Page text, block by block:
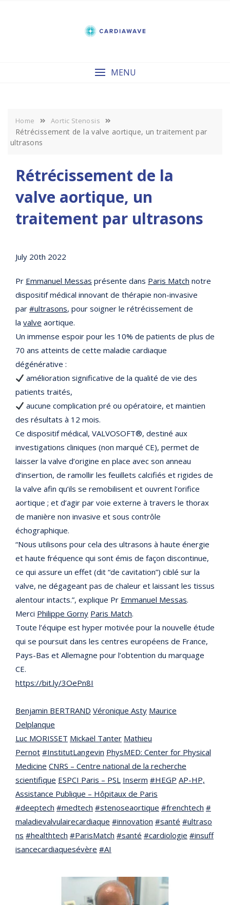
MENU
Home Aortic Stenosis
Rétrécissement de la valve aortique, un traitement par
ultrasons
Rétrécissement de la
valve aortique, un
traitement par ultrasons
July 20th 2022
Pr Emmanuel Messas présente dans Paris Match notre
dispositif médical innovant de thérapie non-invasive
par #ultrasons, pour soigner le rétrécissement de
la valve aortique.
Un immense espoir pour les 10% de patients de plus de
70 ans atteints de cette maladie cardiaque
dégénérative :
amélioration significative de la qualité de vie des
patients traités,
aucune complication pré ou opératoire, et maintien
des résultats à 12 mois.
Ce dispositif médical, VALVOSOFT®, destiné aux
investigations cliniques (non marqué CE), permet de
laisser la valve d’origine en place avec son anneau
d’insertion, de ramollir les feuillets calcifiés et rigides de
la valve afin qu’ils se remobilisent et ouvrent l’orifice
aortique ; et d’agir par voie externe à travers le thorax
de manière non invasive et sous contrôle
échographique.
“Nous utilisons pour cela des ultrasons à haute énergie
et haute fréquence qui sont émis de façon discontinue,
ce qui assure un effet (dit “de cavitation”) ciblé sur la
valve, ne dégageant pas de chaleur et laissant les tissus
alentour intacts.”, explique Pr Emmanuel Messas.
Merci Philippe Gorny Paris Match.
Toute l’équipe est hyper motivée pour la nouvelle étude
qui se poursuit dans les centres européens de France,
Pays-Bas et Allemagne pour l’obtention du marquage
CE.
https://bit.ly/3OePn8I
Benjamin BERTRAND Véronique Asty Maurice
Delplanque
Luc MORISSET Mickaël Tanter Mathieu
Pernot #InstitutLangevin PhysMED: Center for Physical
Medicine CNRS – Centre national de la recherche
scientifique ESPCI Paris – PSL Inserm #HEGP AP-HP,
Assistance Publique – Hôpitaux de Paris
#deeptech #medtech #stenoseaortique #frenchtech #
maladievalvulairecardiaque #innovation #santé #ultraso
ns #healthtech #ParisMatch #santé #cardiologie #insuff
isancecardiaquesévère #AI